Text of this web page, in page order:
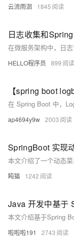
云流雨洄 1845
HELLO程序员 899
【spring boot
ap4694y9w 2003
SpringBoot 实现
盹猫 1242
啦啦啦191 2743